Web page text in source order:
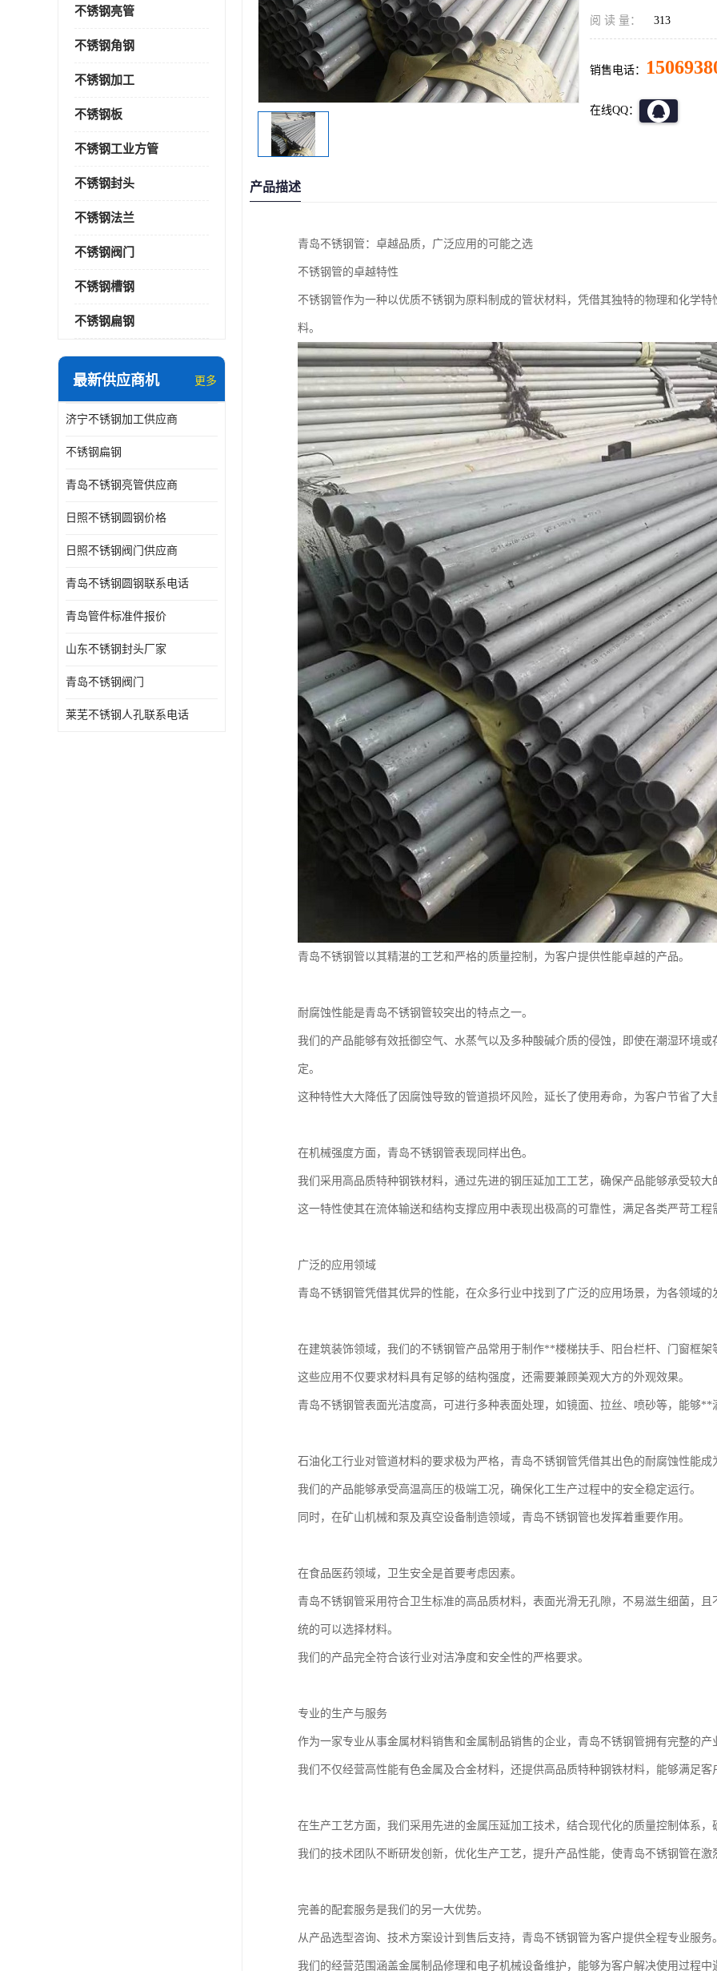
不锈钢亮管
不锈钢角钢
不锈钢加工
不锈钢板
不锈钢工业方管
不锈钢封头
不锈钢法兰
不锈钢阀门
不锈钢槽钢
不锈钢扁钢
最新供应商机 更多
济宁不锈钢加工供应商
不锈钢扁钢
青岛不锈钢亮管供应商
日照不锈钢圆钢价格
日照不锈钢阀门供应商
青岛不锈钢圆钢联系电话
青岛管件标准件报价
山东不锈钢封头厂家
青岛不锈钢阀门
莱芜不锈钢人孔联系电话
阅 读 量： 313
销售电话：
在线QQ：
产品描述
青岛不锈钢管：卓越品质，广泛应用的可能之选
不锈钢管的卓越特性
不锈钢管作为一种以优质不锈钢为原料制成的管状材料，凭借其独特的物理和化学
料。
青岛不锈钢管以其精湛的工艺和严格的质量控制，为客户提供性能卓越的产品。
耐腐蚀性能是青岛不锈钢管较突出的特点之一。
我们的产品能够有效抵御空气、水蒸气以及多种酸碱介质的侵蚀，即使在潮湿环境
定。
这种特性大大降低了因腐蚀导致的管道损坏风险，延长了使用寿命，为客户节省了大
在机械强度方面，青岛不锈钢管表现同样出色。
我们采用高品质特种钢铁材料，通过先进的钢压延加工工艺，确保产品能够承受较大
这一特性使其在流体输送和结构支撑应用中表现出极高的可靠性，满足各类严苛工程
广泛的应用领域
青岛不锈钢管凭借其优异的性能，在众多行业中找到了广泛的应用场景，为各领域
在建筑装饰领域，我们的不锈钢管产品常用于制作**楼梯扶手、阳台栏杆、门窗框架
这些应用不仅要求材料具有足够的结构强度，还需要兼顾美观大方的外观效果。
青岛不锈钢管表面光洁度高，可进行多种表面处理，如镜面、拉丝、喷砂等，能够
石油化工行业对管道材料的要求极为严格，青岛不锈钢管凭借其出色的耐腐蚀性能
我们的产品能够承受高温高压的极端工况，确保化工生产过程中的安全稳定运行。
同时，在矿山机械和泵及真空设备制造领域，青岛不锈钢管也发挥着重要作用。
在食品医药领域，卫生安全是首要考虑因素。
青岛不锈钢管采用符合卫生标准的高品质材料，表面光滑无孔隙，不易滋生细菌，
统的可以选择材料。
我们的产品完全符合该行业对洁净度和安全性的严格要求。
专业的生产与服务
作为一家专业从事金属材料销售和金属制品销售的企业，青岛不锈钢管拥有完整的产
我们不仅经营高性能有色金属及合金材料，还提供高品质特种钢铁材料，能够满足
在生产工艺方面，我们采用先进的金属压延加工技术，结合现代化的质量控制体系
我们的技术团队不断研发创新，优化生产工艺，提升产品性能，使青岛不锈钢管在
完善的配套服务是我们的另一大优势。
从产品选型咨询、技术方案设计到售后支持，青岛不锈钢管为客户提供全程专业服务
我们的经营范围涵盖金属制品修理和电子机械设备维护，能够为客户解决使用过程